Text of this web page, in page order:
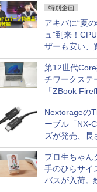
特別企画
アキバに“夏
ュ”到来！
ザーも安い、
は？【8月7
第12世代
チワークステ
「ZBook
79,800円！秋
セール
Nextorageの
ーブル「NX-
ズが発売、長
30cm/50cm/
プロ生ちゃん
手のひらサイ
バスが入荷。